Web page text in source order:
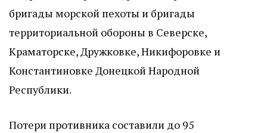
бригады морской пехоты и бригады
территориальной обороны в Северске,
Краматорске, Дружковке, Никифоровке и
Константиновке Донецкой Народной
Республики.
Потери противника составили до 95